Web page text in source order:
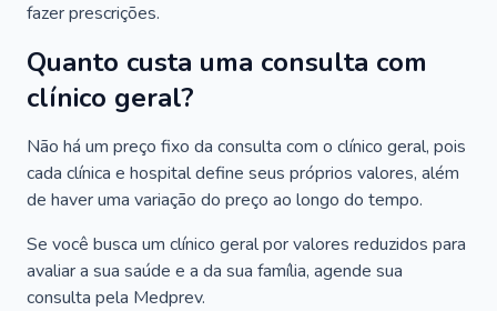
fazer prescrições.
Quanto custa uma consulta com
clínico geral?
Não há um preço fixo da consulta com o clínico geral, pois
cada clínica e hospital define seus próprios valores, além
de haver uma variação do preço ao longo do tempo.
Se você busca um clínico geral por valores reduzidos para
avaliar a sua saúde e a da sua família, agende sua
consulta pela Medprev.